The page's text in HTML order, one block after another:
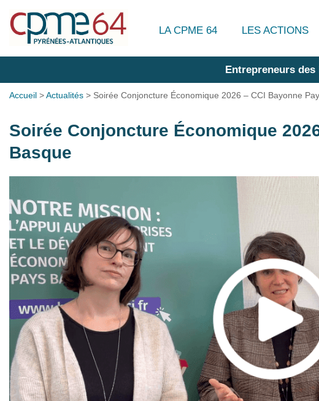
LA CPME 64 LES ACTIONS
Entrepreneurs
Accueil >Actualités > Soirée Conjoncture Économique 2026 – CCI Bayonne
Soirée Conjoncture Économique
Basque